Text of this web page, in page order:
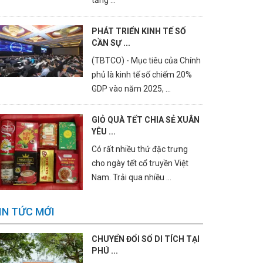
PHÁT TRIỂN KINH TẾ SỐ
CẦN SỰ ...
(TBTCO) - Mục tiêu của Chính
phủ là kinh tế số chiếm 20%
GDP vào năm 2025, ...
GIỎ QUÀ TẾT CHIA SẺ XUÂN
YÊU ...
Có rất nhiều thứ đặc trưng
cho ngày tết cổ truyền Việt
Nam. Trải qua nhiều ...
TỨC MỚI
CHUYỂN ĐỔI SỐ DI TÍCH TẠI
PHÚ ...